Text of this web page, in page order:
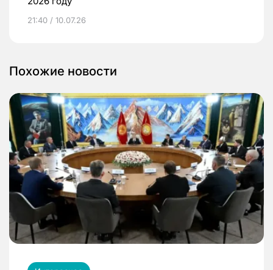
21:40 / 10.07.26
Похожие новости